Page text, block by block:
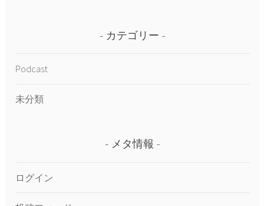
カテゴリー
Podcast
未分類
メタ情報
ログイン